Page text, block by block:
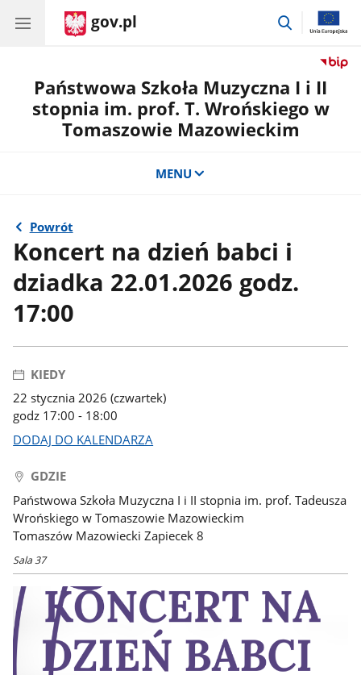
gov.pl
przejdź
Państwowa Szkoła Muzyczna I i II
stopnia im. prof. T. Wrońskiego w
Tomaszowie Mazowieckim
MENU
Powrót
Koncert na dzień babci i
dziadka 22.01.2026 godz.
17:00
KIEDY
22 stycznia 2026 (czwartek)
godz 17:00 - 18:00
DODAJ DO KALENDARZA
GDZIE
Państwowa Szkoła Muzyczna I i II stopnia im. prof. Tadeusza
Wrońskiego w Tomaszowie Mazowieckim
Tomaszów Mazowiecki Zapiecek 8
Sala 37